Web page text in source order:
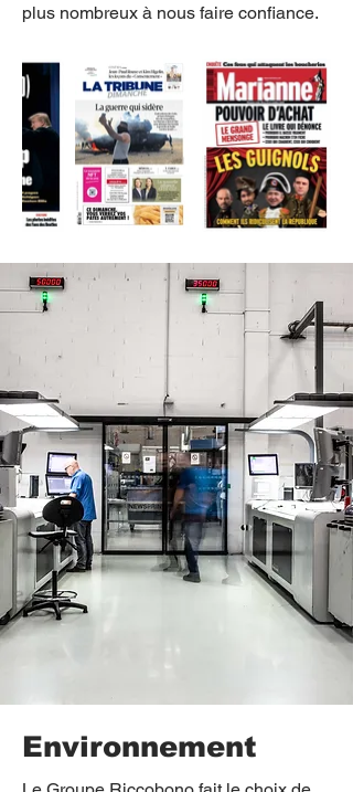
plus nombreux à nous faire confiance.
Environnement